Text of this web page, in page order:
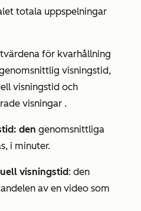
totala uppspelningar
för kvarhållning
visningstid,
visningstid och
visningar .
den genomsnittliga
i minuter.
visningstid: den
av en video som